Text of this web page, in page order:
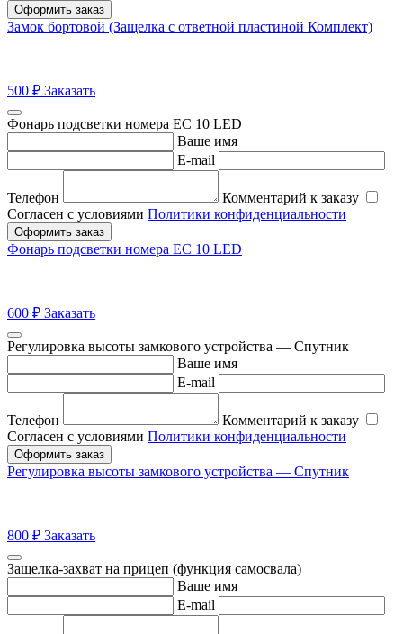
Оформить заказ
Замок бортовой (Защелка с ответной пластиной Комплект)
500 ₽ Заказать
Фонарь подсветки номера ЕС 10 LED
Ваше имя
E-mail
Телефон
Комментарий к заказу
Согласен с условиями Политики конфиденциальности
Оформить заказ
Фонарь подсветки номера ЕС 10 LED
600 ₽ Заказать
Регулировка высоты замкового устройства — Спутник
Ваше имя
E-mail
Телефон
Комментарий к заказу
Согласен с условиями Политики конфиденциальности
Оформить заказ
Регулировка высоты замкового устройства — Спутник
800 ₽ Заказать
Защелка-захват на прицеп (функция самосвала)
Ваше имя
E-mail